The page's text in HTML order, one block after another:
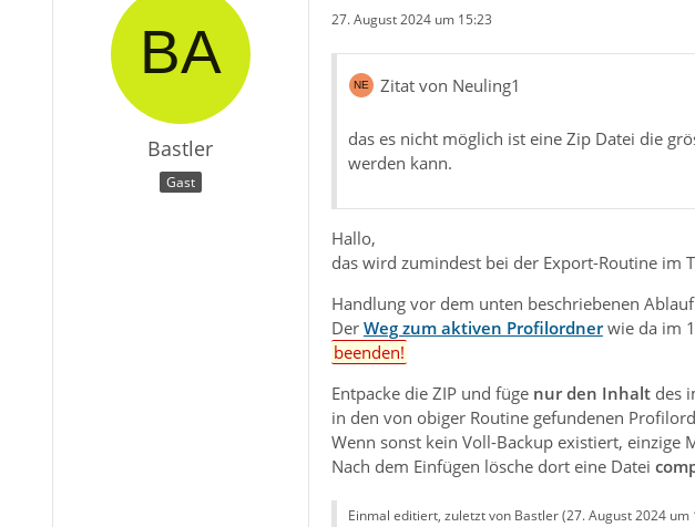
Bastler
Gast
27. August 2024 um 15:23
Zitat von Neuling1
das es nicht möglich ist eine Zip Datei die
werden kann.
Hallo,
das wird zumindest bei der Export-Routine im
Handlung vor dem unten beschriebenen
Der Weg zum aktiven Profilordnerwie da im
beenden!
Entpacke die ZIP und füge nur den Inhaltdes
in den von obiger Routine gefundenen
Wenn sonst kein Voll-Backup existiert, einzige
Nach dem Einfügen lösche dort eine Datei
Einmal editiert, zuletzt von Bastler (27. August 2024 um